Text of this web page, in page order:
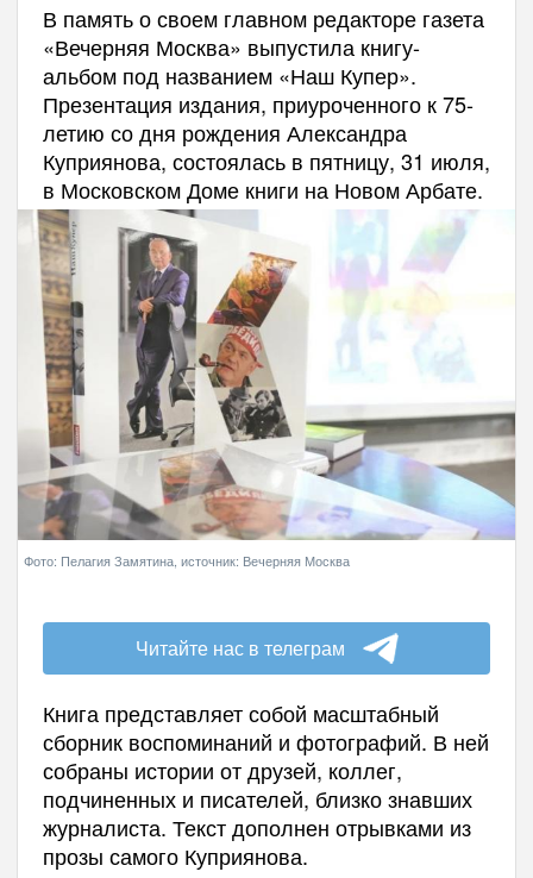
В память о своем главном редакторе газета
«Вечерняя Москва» выпустила книгу-
альбом под названием «Наш Купер».
Презентация издания, приуроченного к 75-
летию со дня рождения Александра
Куприянова, состоялась в пятницу, 31 июля,
в Московском Доме книги на Новом Арбате.
Фото: Пелагия Замятина, источник: Вечерняя Москва
Читайте нас в телеграм
Книга представляет собой масштабный
сборник воспоминаний и фотографий. В ней
собраны истории от друзей, коллег,
подчиненных и писателей, близко знавших
журналиста. Текст дополнен отрывками из
прозы самого Куприянова.